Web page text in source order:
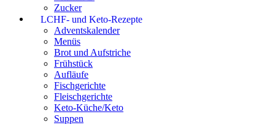
Zucker
LCHF- und Keto-Rezepte
Adventskalender
Menüs
Brot und Aufstriche
Frühstück
Aufläufe
Fischgerichte
Fleischgerichte
Keto-Küche/Keto
Suppen